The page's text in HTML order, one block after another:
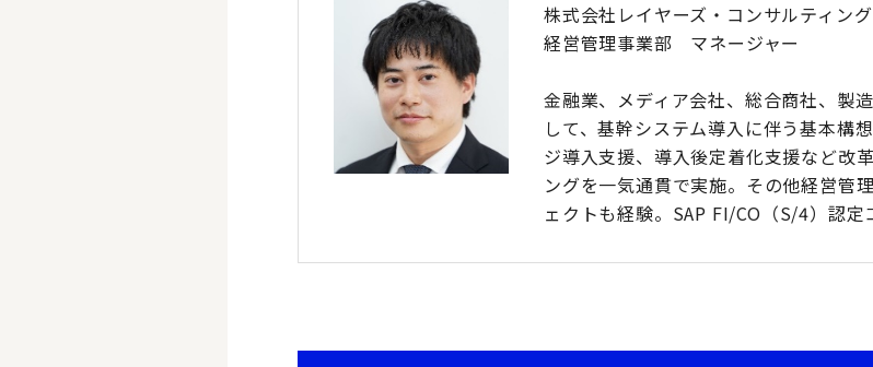
株式会社レイヤーズ・コンサルティング
経営管理事業部 マネージャー
金融業、メディア会社、総合商社、製
して、基幹システム導入に伴う基本構
ジ導入支援、導入後定着化支援など改
ングを一気通貫で実施。その他経営管
ェクトも経験。SAP FI/CO（S/4）認定